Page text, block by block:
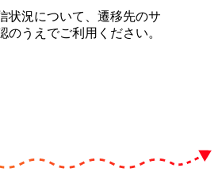
状況について、遷移先のサ
のうえでご利用ください。